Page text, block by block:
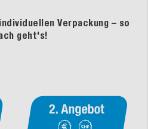
Verpackung – so
geht's!